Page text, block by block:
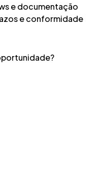
e documentação
e conformidade